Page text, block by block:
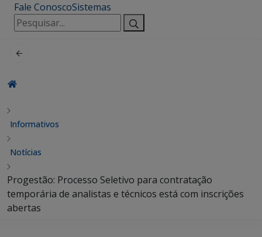
Fale ConoscoSistemas
Pesquisar
por:
Informativos
Notícias
Progestão: Processo Seletivo para contratação
temporária de analistas e técnicos está com inscrições
abertas